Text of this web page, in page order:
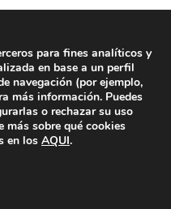
| Tots els drets reservats |Aviso
de cookies | Dissenyat per
para fines analíticos y
en base a un perfil
navegación (por ejemplo,
más información. Puedes
o rechazar su uso
más sobre qué cookies
en los AQUI.